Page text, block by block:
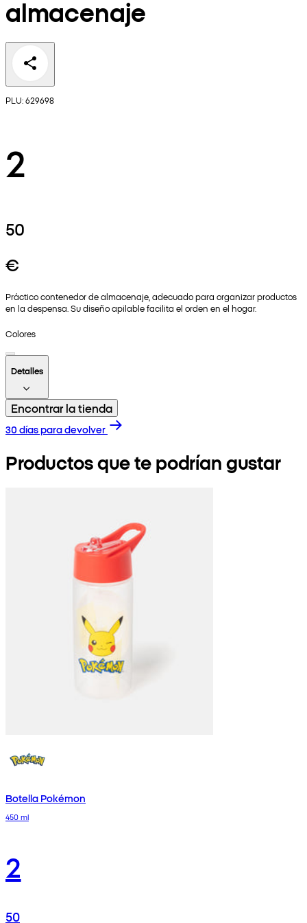
almacenaje
PLU: 629698
2
50
€
Práctico contenedor de almacenaje, adecuado para organizar productos
en la despensa. Su diseño apilable facilita el orden en el hogar.
Colores
Detalles
Encontrar la tienda
30 días para devolver
Productos que te podrían gustar
Botella Pokémon
450 ml
2
50